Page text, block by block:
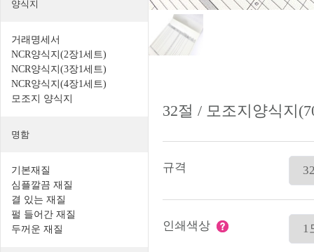
양식지
거래명세서
NCR양식지(2장1세트)
NCR양식지(3장1세트)
NCR양식지(4장1세트)
모조지 양식지
명함
기본재질
심플깔끔 재질
결 있는 재질
펄 들어간 재질
두꺼운 재질
32절 / 모조지양식지
규격
인쇄색상